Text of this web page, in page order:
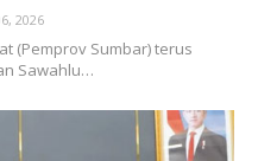
2026
(Pemprov Sumbar) terus
Sawahlu…